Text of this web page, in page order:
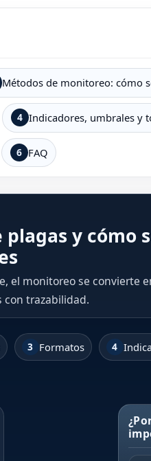
Métodos de monitoreo: cómo
4 Indicadores, umbrales y
6 FAQ
y cómo
el monitoreo se convierte
con trazabilidad.
3 Formatos 4